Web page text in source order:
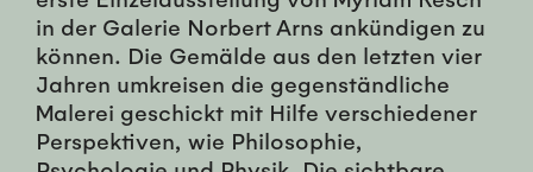
in der Galerie Norbert Arns ankündigen zu
können. Die Gemälde aus den letzten vier
Jahren umkreisen die gegenständliche
Malerei geschickt mit Hilfe verschiedener
Perspektiven, wie Philosophie,